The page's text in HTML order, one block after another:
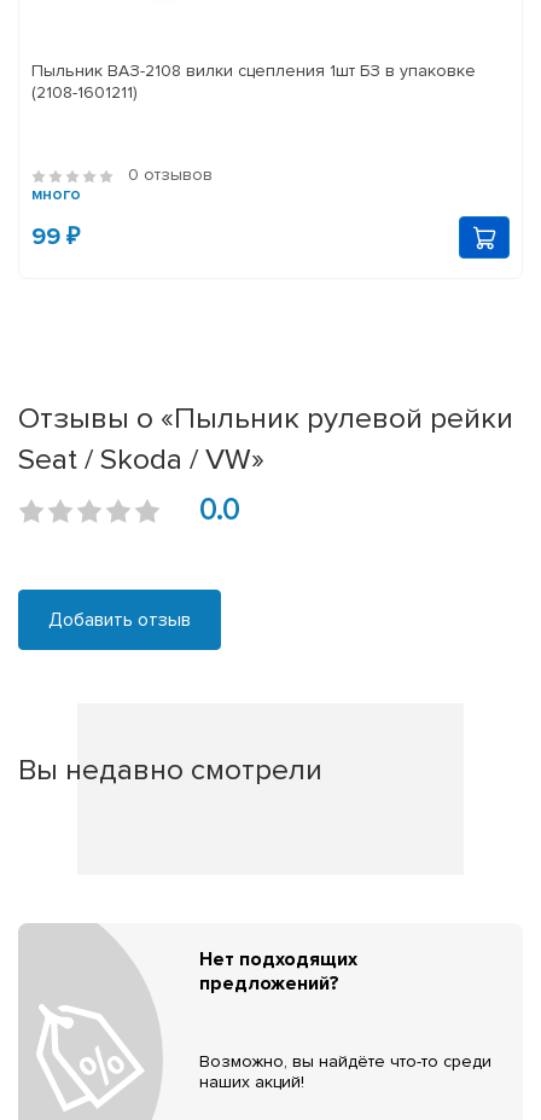
Пыльник ВАЗ-2108 вилки сцепления 1шт БЗ в упаковке
(2108-1601211)
0 отзывов
много
99 ₽
Отзывы о «Пыльник рулевой рейки
Seat / Skoda / VW»
0.0
Добавить отзыв
Вы недавно смотрели
Нет подходящих
предложений?
Возможно, вы найдёте что-то среди
наших акций!